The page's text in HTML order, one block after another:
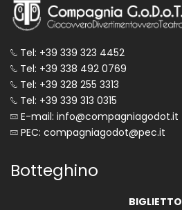
Tel: +39 339 323 4452
Tel: +39 338 492 0769
Tel: +39 328 255 3313
Tel: +39 339 313 0315
E-mail: info@compagniagodot.it
PEC: compagniagodot@pec.it
Botteghino
BIGLIETTO